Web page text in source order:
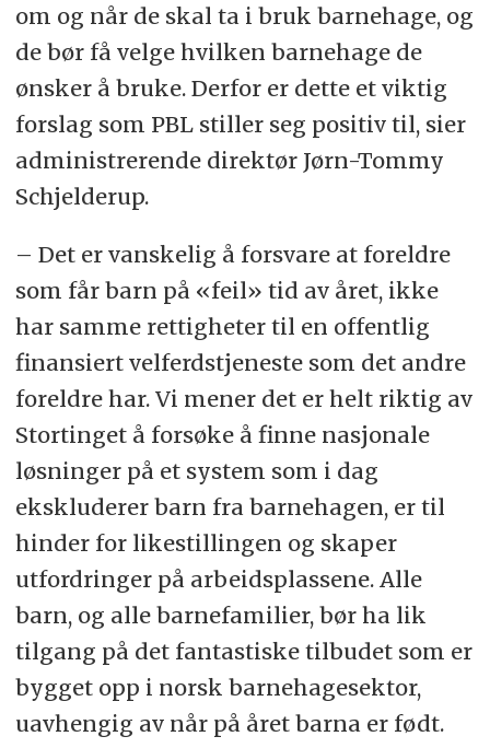
om og når de skal ta i bruk barnehage, og
de bør få velge hvilken barnehage de
ønsker å bruke. Derfor er dette et viktig
forslag som PBL stiller seg positiv til, sier
administrerende direktør Jørn-Tommy
Schjelderup.
– Det er vanskelig å forsvare at foreldre
som får barn på «feil» tid av året, ikke
har samme rettigheter til en offentlig
finansiert velferdstjeneste som det andre
foreldre har. Vi mener det er helt riktig av
Stortinget å forsøke å finne nasjonale
løsninger på et system som i dag
ekskluderer barn fra barnehagen, er til
hinder for likestillingen og skaper
utfordringer på arbeidsplassene. Alle
barn, og alle barnefamilier, bør ha lik
tilgang på det fantastiske tilbudet som er
bygget opp i norsk barnehagesektor,
uavhengig av når på året barna er født.